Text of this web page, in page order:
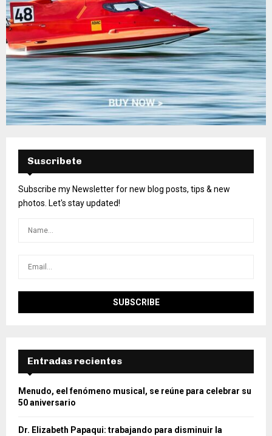
Suscribete
Subscribe my Newsletter for new blog posts, tips & new
photos. Let's stay updated!
Entradas recientes
Menudo, eel fenómeno musical, se reúne para celebrar su
50 aniversario
Dr. Elizabeth Papaqui: trabajando para disminuir la